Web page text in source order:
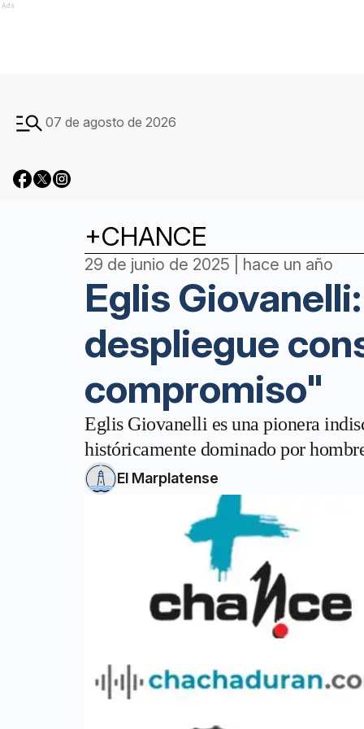
Ads
07 de agosto de 2026
+CHANCE
29 de junio de 2025 | hace un año
Eglis
despliegue
compromiso"
Eglis Giovanelli es una pionera
históricamente dominado por
El Marplatense